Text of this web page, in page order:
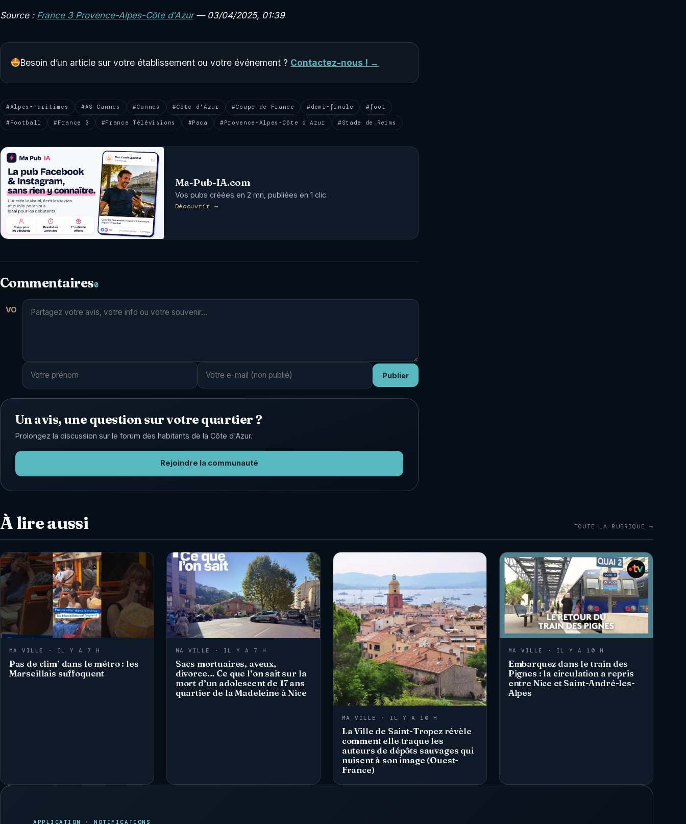
Source : France 3 Provence-Alpes-Côte d'Azur— 03/04/2025, 01:39
Besoin d’un article sur votre établissement ou votre événement ? Contactez-nous ! →
#Alpes-maritimes #AS Cannes #Cannes #Côte d'Azur #Coupe de France #demi-finale #foot
#Football #France 3 #France Télévisions #Paca #Provence-Alpes-Côte d'Azur #Stade de Reims
Ma-Pub-IA.com
Vos pubs créées en 2 mn, publiées en 1 clic.
Découvrir →
Commentaires0
VO
Publier
Un avis, une question sur votre quartier ?
Prolongez la discussion sur le forum des habitants de la Côte d'Azur.
Rejoindre la communauté
À lire aussi TOUTE LA RUBRIQUE →
MA VILLE · IL Y A 7 H
Pas de clim’ dans le métro : les
Marseillais suffoquent
MA VILLE · IL Y A 7 H
Sacs mortuaires, aveux,
divorce… Ce que l’on sait sur la
mort d’un adolescent de 17 ans
quartier de la Madeleine à Nice
MA VILLE · IL Y A 10 H
La Ville de Saint-Tropez révèle
comment elle traque les
auteurs de dépôts sauvages qui
nuisent à son image (Ouest-
France)
MA VILLE · IL Y A 10 H
Embarquez dans le train des
Pignes : la circulation a repris
entre Nice et Saint-André-les-
Alpes
APPLICATION · NOTIFICATIONS